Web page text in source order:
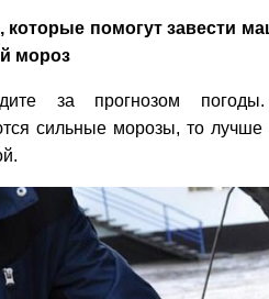
которые помогут завести
мороз
за прогнозом
сильные морозы, то лучше